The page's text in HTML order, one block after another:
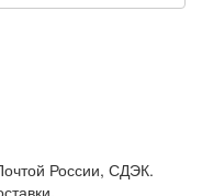
России, СДЭК.